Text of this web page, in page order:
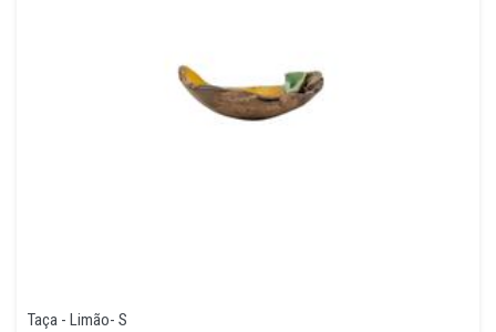
Taça - Limão- S